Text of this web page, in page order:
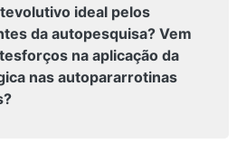
ideal pelos
da autopesquisa? Vem
na aplicação da
nas autopararrotinas